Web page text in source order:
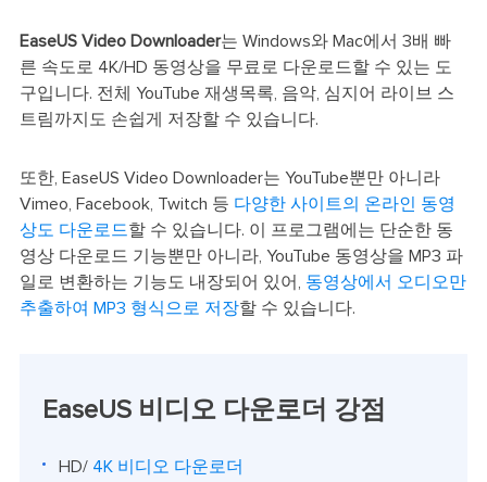
EaseUS Video Downloader는 Windows와 Mac에서 3배 빠
른 속도로 4K/HD 동영상을 무료로 다운로드할 수 있는 도
구입니다. 전체 YouTube 재생목록, 음악, 심지어 라이브 스
트림까지도 손쉽게 저장할 수 있습니다.
또한, EaseUS Video Downloader는 YouTube뿐만 아니라
Vimeo, Facebook, Twitch 등 다양한 사이트의 온라인 동영
상도 다운로드할 수 있습니다. 이 프로그램에는 단순한 동
영상 다운로드 기능뿐만 아니라, YouTube 동영상을 MP3 파
일로 변환하는 기능도 내장되어 있어, 동영상에서 오디오만
추출하여 MP3 형식으로 저장할 수 있습니다.
EaseUS 비디오 다운로더 강점
HD/ 4K 비디오 다운로더